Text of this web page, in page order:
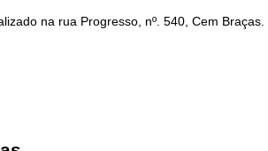
na rua Progresso, nº. 540, Cem Braças.